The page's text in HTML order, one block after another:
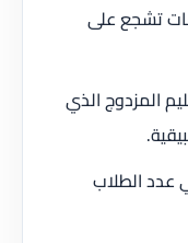
تشجع على
المزدوج الذي
عدد الطلاب